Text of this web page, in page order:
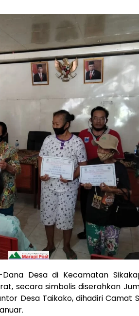
Dana Desa di Kecamatan
secara simbolis diserahkan
Desa Taikako, dihadiri Camat